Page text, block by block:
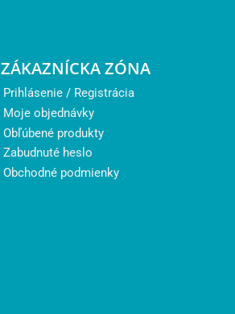
ZÁKAZNÍCKA ZÓNA
Prihlásenie / Registrácia
Moje objednávky
Obľúbené produkty
Zabudnuté heslo
Obchodné podmienky